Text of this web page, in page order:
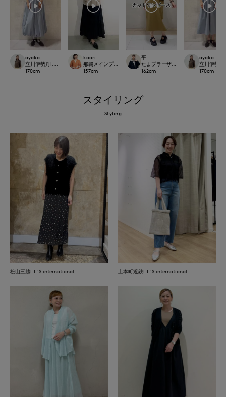
ayaka
立川伊勢丹I.T.'S.international
170cm
kaori
那覇メインプレイスI.T.'S.international
157cm
平
たまプラーザ東急I.T.'S.international
162cm
ayaka
立川伊勢
170cm
スタイリング
Styling
松山三越I.T.'S.international 上本町近鉄I.T.'S.international